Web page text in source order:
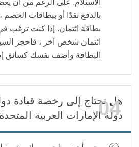
بالدفع نقدًا أو ببطاقات
بطاقة ائتمان. إذا كنت ترغب
ائتمان شخص آخر ، فاحجز
البطاقة وأضف نفسك كسائق
هل تحتاج إلى رخصة قيادة
دولة الإمارات العربية